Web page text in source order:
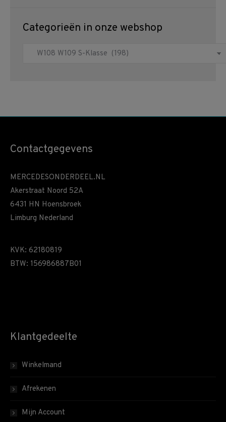
Categorieën in onze webshop
Contactgegevens
MERCEDESONDERDEEL.NL
Akerstraat Noord 52A
6431 HN Hoensbroek
Limburg Nederland
KVK: 62180819
BTW: 156986887B01
Klantgedeelte
Winkelmand
Afrekenen
Mijn Account